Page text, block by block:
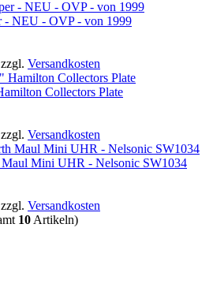
- NEU - OVP - von 1999
Versandkosten
Collectors Plate
Versandkosten
Maul Mini UHR - Nelsonic SW1034
Versandkosten
10 Artikeln)